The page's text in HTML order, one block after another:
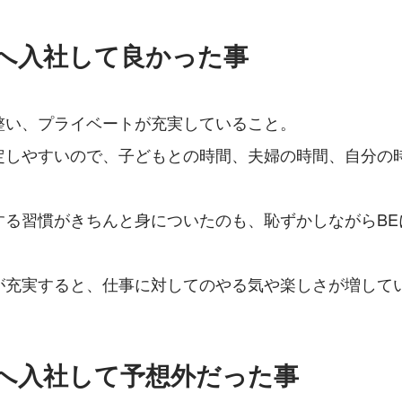
入社して良かった事
、プライベートが充実していること。
やすいので、子どもとの時間、夫婦の時間、自分の
習慣がきちんと身についたのも、恥ずかしながら
実すると、仕事に対してのやる気や楽しさが増して
入社して予想外だった事